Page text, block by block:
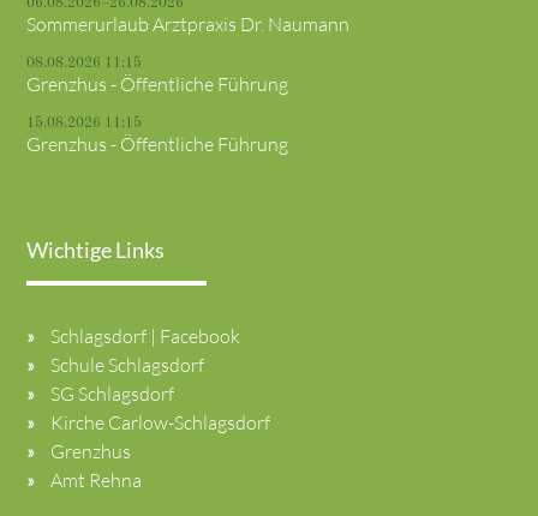
06.08.2026–26.08.2026
Sommerurlaub Arztpraxis Dr. Naumann
08.08.2026 11:15
Grenzhus - Öffentliche Führung
15.08.2026 11:15
Grenzhus - Öffentliche Führung
Wichtige Links
Schlagsdorf | Facebook
Schule Schlagsdorf
SG Schlagsdorf
Kirche Carlow-Schlagsdorf
Grenzhus
Amt Rehna